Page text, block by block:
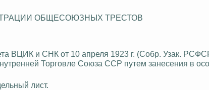
ОБЩЕСОЮЗНЫХ ТРЕСТОВ
ВЦИК и СНК от 10 апреля 1923 г. (Собр. Узак
Торговле Союза ССР путем занесения в
лист.